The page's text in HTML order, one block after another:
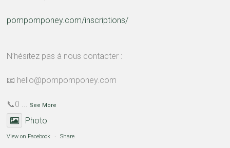
pompomponey.com/inscriptions/
N’hésitez pas à nous contacter :
📧 hello@pompomponey.com
📞0 See More
Photo
View on Facebook · Share